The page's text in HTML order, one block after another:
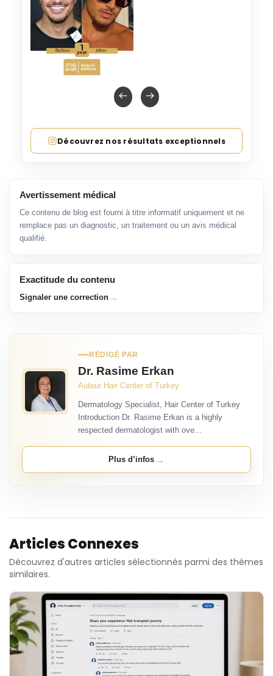
Découvrez nos résultats exceptionnels
Avertissement médical
Ce contenu de blog est fourni à titre informatif uniquement et ne
remplace pas un diagnostic, un traitement ou un avis médical
qualifié.
Exactitude du contenu
Signaler une correction →
RÉDIGÉ PAR
Dr. Rasime Erkan
Auteur Hair Center of Turkey
Dermatology Specialist, Hair Center of Turkey
Introduction Dr. Rasime Erkan is a highly
respected dermatologist with ove...
Plus d’infos→
Articles Connexes
Découvrez d'autres articles sélectionnés parmi des thèmes
similaires.